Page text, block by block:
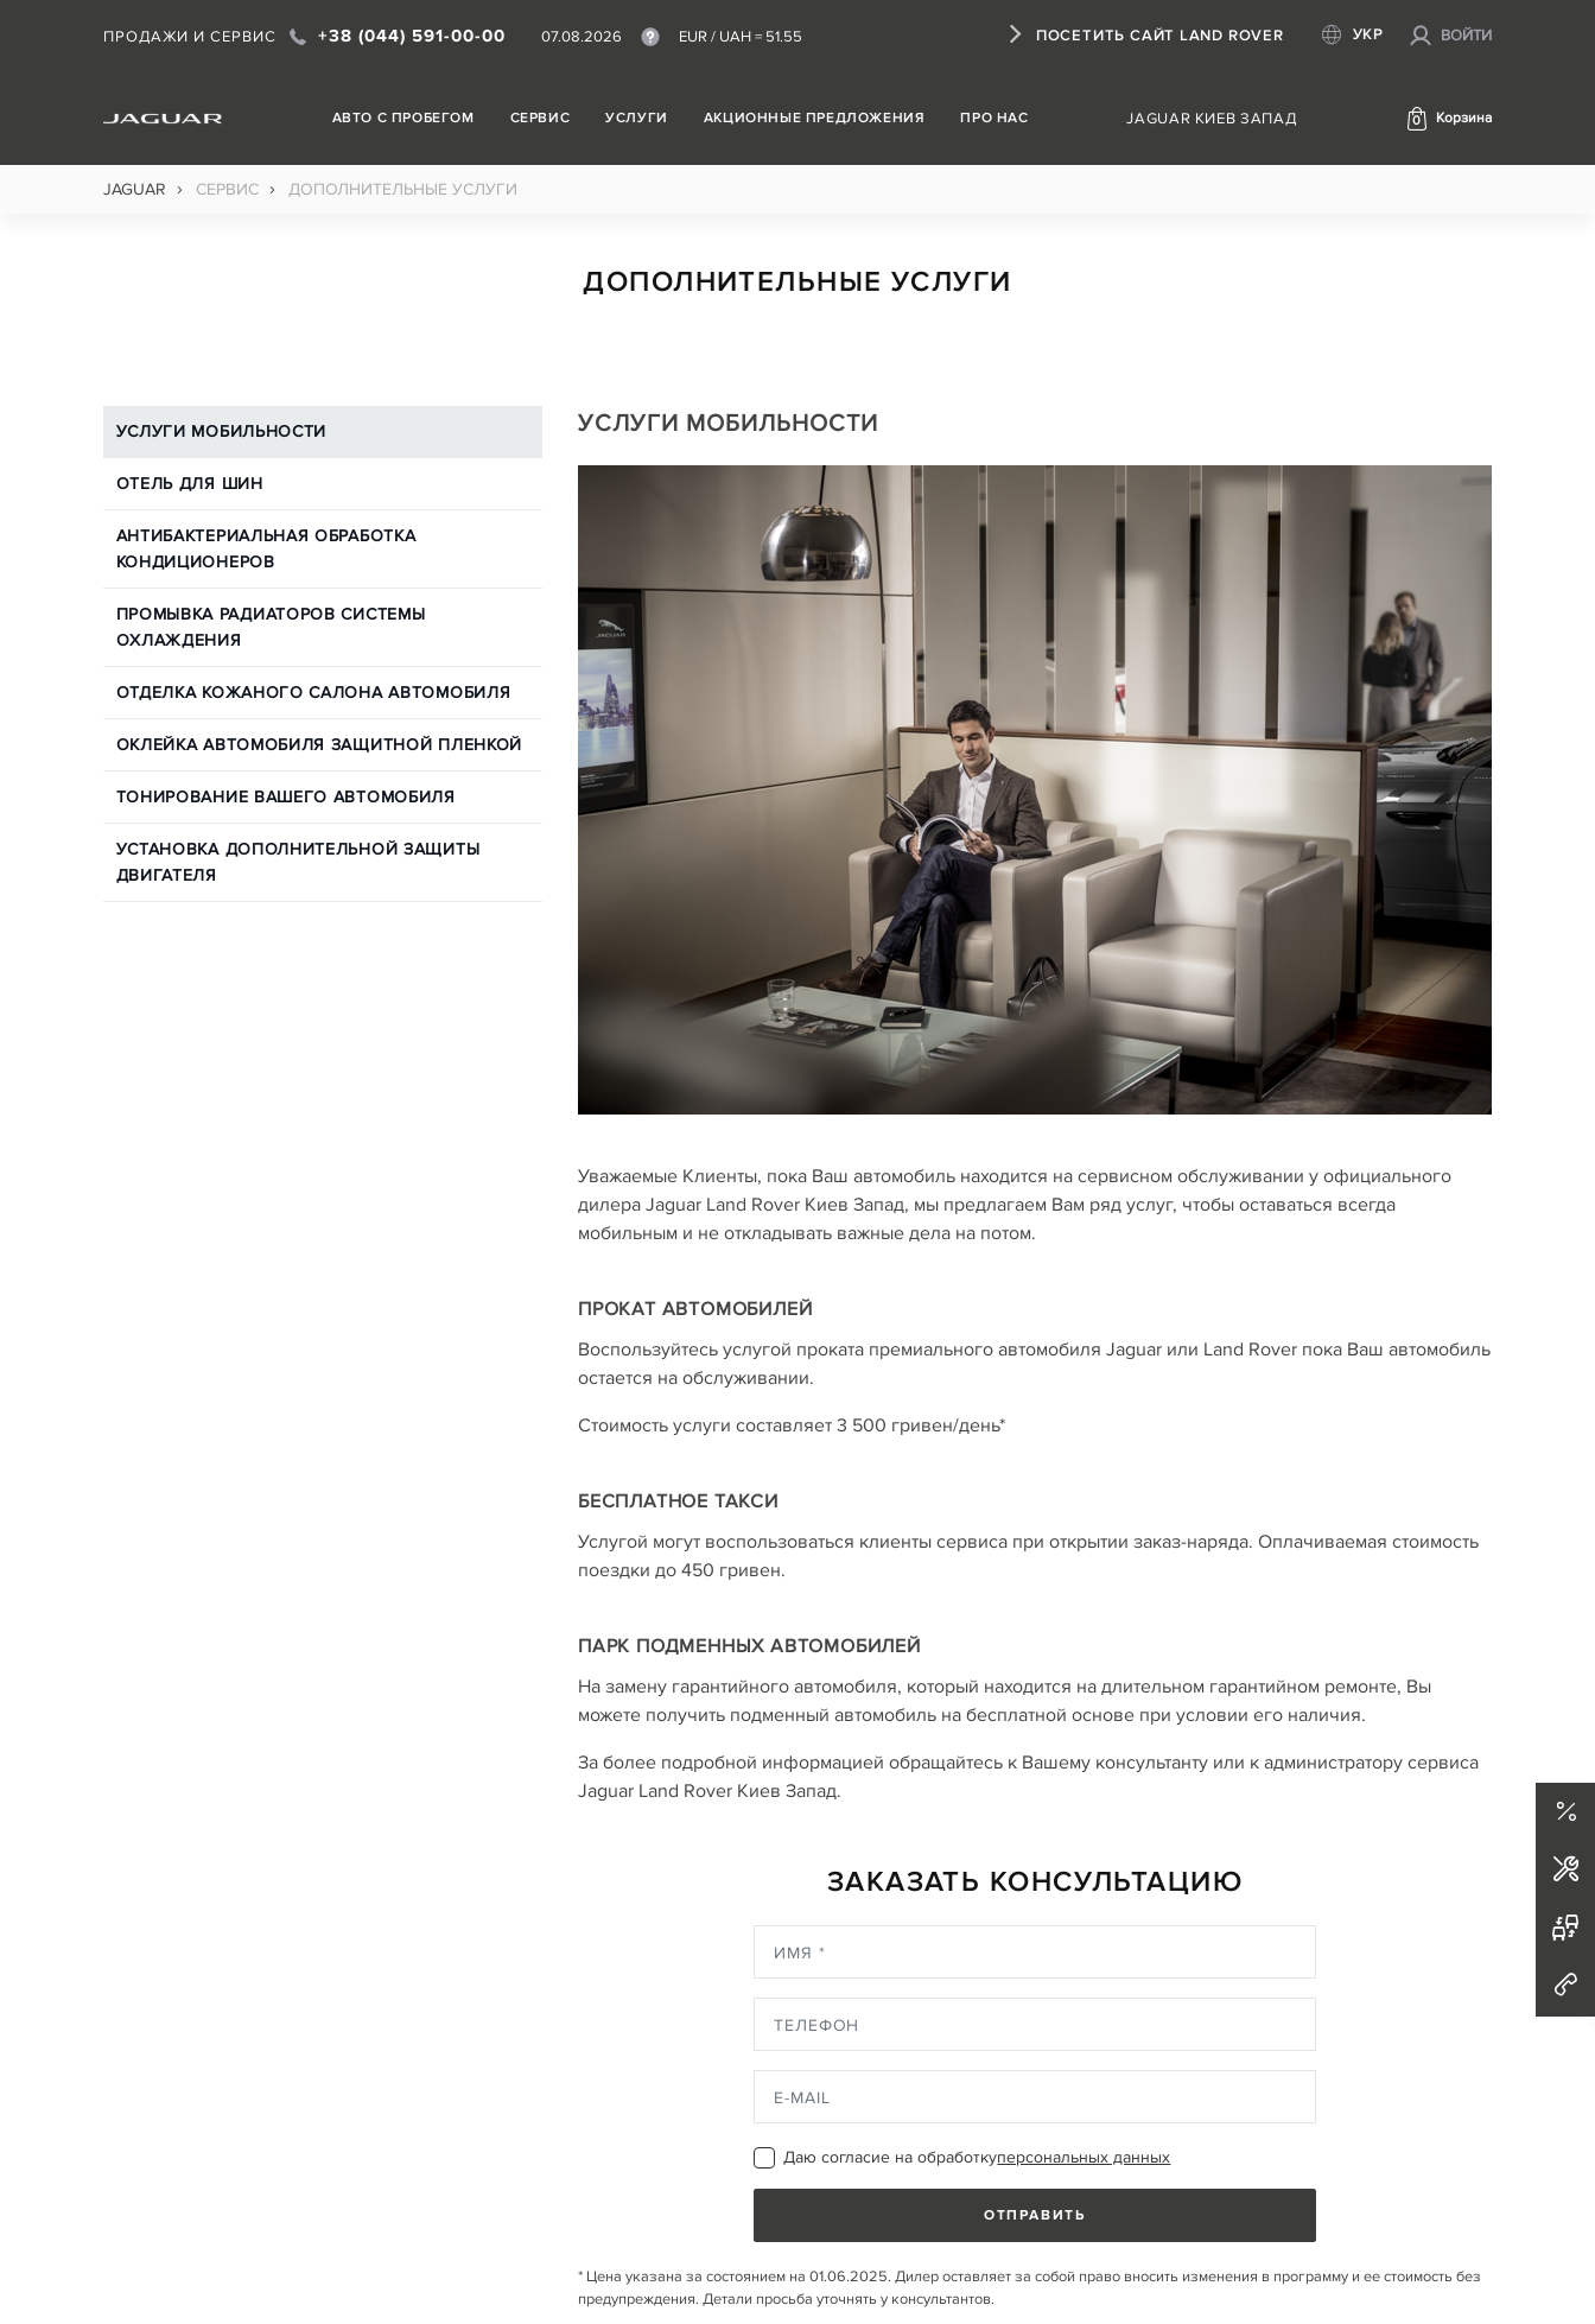
ПРОДАЖИ И СЕРВИС +38 (044) 591-00-00 07.08.2026 EUR / UAH = 51.55 ПОСЕТИТЬ САЙТ LAND ROVER УКР ВОЙТИ
АВТО С ПРОБЕГОМ СЕРВИС УСЛУГИ АКЦИОННЫЕ ПРЕДЛОЖЕНИЯ ПРО НАС JAGUAR КИЕВ ЗАПАД 0 Корзина
JAGUAR › СЕРВИС › ДОПОЛНИТЕЛЬНЫЕ УСЛУГИ
ДОПОЛНИТЕЛЬНЫЕ УСЛУГИ
УСЛУГИ МОБИЛЬНОСТИ
ОТЕЛЬ ДЛЯ ШИН
АНТИБАКТЕРИАЛЬНАЯ ОБРАБОТКА
КОНДИЦИОНЕРОВ
ПРОМЫВКА РАДИАТОРОВ СИСТЕМЫ
ОХЛАЖДЕНИЯ
ОТДЕЛКА КОЖАНОГО САЛОНА АВТОМОБИЛЯ
ОКЛЕЙКА АВТОМОБИЛЯ ЗАЩИТНОЙ ПЛЕНКОЙ
ТОНИРОВАНИЕ ВАШЕГО АВТОМОБИЛЯ
УСТАНОВКА ДОПОЛНИТЕЛЬНОЙ ЗАЩИТЫ
ДВИГАТЕЛЯ
УСЛУГИ МОБИЛЬНОСТИ
Уважаемые Клиенты, пока Ваш автомобиль находится на сервисном обслуживании у официального
дилера Jaguar Land Rover Киев Запад, мы предлагаем Вам ряд услуг, чтобы оставаться всегда
мобильным и не откладывать важные дела на потом.
ПРОКАТ АВТОМОБИЛЕЙ
Воспользуйтесь услугой проката премиального автомобиля Jaguar или Land Rover пока Ваш автомобиль
остается на обслуживании.
Стоимость услуги составляет 3 500 гривен/день*
БЕСПЛАТНОЕ ТАКСИ
Услугой могут воспользоваться клиенты сервиса при открытии заказ-наряда. Оплачиваемая стоимость
поездки до 450 гривен.
ПАРК ПОДМЕННЫХ АВТОМОБИЛЕЙ
На замену гарантийного автомобиля, который находится на длительном гарантийном ремонте, Вы
можете получить подменный автомобиль на бесплатной основе при условии его наличия.
За более подробной информацией обращайтесь к Вашему консультанту или к администратору сервиса
Jaguar Land Rover Киев Запад.
ЗАКАЗАТЬ КОНСУЛЬТАЦИЮ
Даю согласие на обработкуперсональных данных
ОТПРАВИТЬ
* Цена указана за состоянием на 01.06.2025. Дилер оставляет за собой право вносить изменения в программу и ее стоимость без
предупреждения. Детали просьба уточнять у консультантов.